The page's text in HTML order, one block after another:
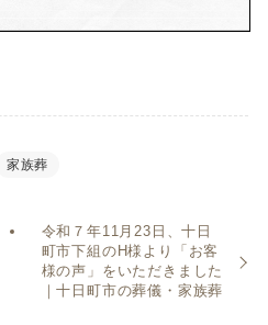
家族葬
令和７年11月23日、十日
町市下組のH様より「お客
様の声」をいただきました
｜十日町市の葬儀・家族葬